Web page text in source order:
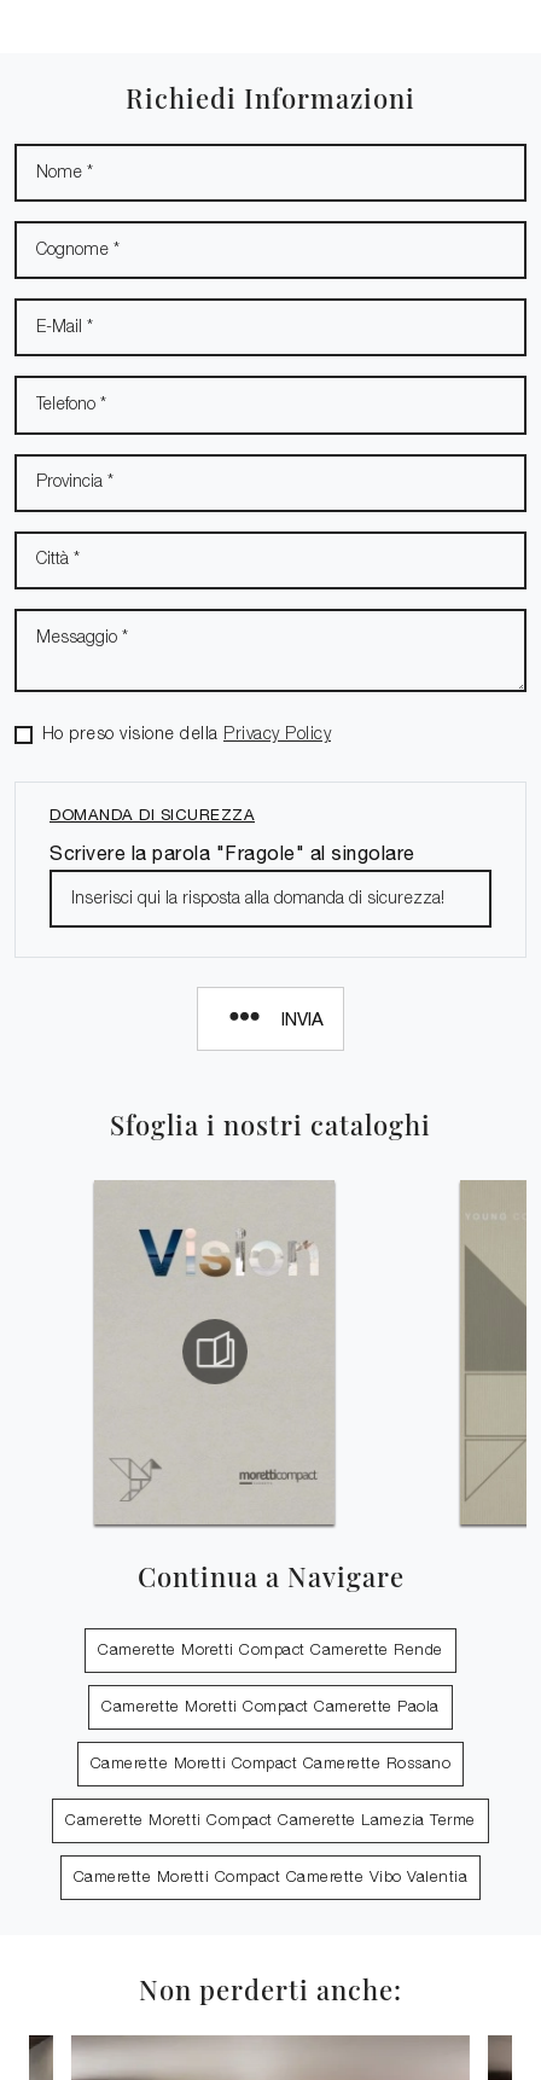
Sfoglia i nostri cataloghi
Continua a Navigare
Camerette Moretti Compact Camerette Rende
Camerette Moretti Compact Camerette Paola
Camerette Moretti Compact Camerette Rossano
Camerette Moretti Compact Camerette Lamezia Terme
Camerette Moretti Compact Camerette Vibo Valentia
Richiedi Informazioni
Ho preso visione della Privacy Policy
DOMANDA DI SICUREZZA
Scrivere la parola "Fragole" al singolare
INVIA
Non perderti anche: